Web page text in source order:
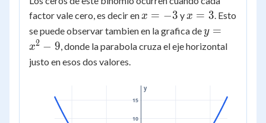
(x+3)
(x-3)
factor vale cero, es decir en x
=
x = −3 y x
=
3
x = 3. Esto
se puede observar tambien en la grafica dey =
x^2
y =
x2 − 9, donde la parabola cruza el eje horizontal
justo en esos dos valores.
10
15
y